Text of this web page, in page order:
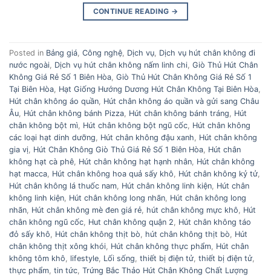
CONTINUE READING →
Posted in Bảng giá Công nghệ Dịch vụ Dịch vụ hút chân không đi
nước ngoài Dịch vụ hút chân không nấm linh chi Giò Thủ Hút Chân
Không Giá Rẻ Số 1 Biên Hòa Giò Thủ Hút Chân Không Giá Rẻ Số 1
Tại Biên Hòa Hạt Giống Hướng Dương Hút Chân Không Tại Biên Hòa
Hút chân không áo quần Hút chân không áo quần và gửi sang Châu
Âu Hút chân không bánh Pizza Hút chân không bánh tráng
Hút
chân không bột mì
Hút chân không bột ngũ cốc Hút chân không
các loại hạt dinh dưỡng
Hút chân không đậu xanh
Hút chân không
gia vị Hút Chân Không Giò Thủ Giá Rẻ Số 1 Biên Hòa Hút chân
không hạt cà phê Hút chân không hạt hạnh nhân Hút chân không
hạt macca Hút chân không hoa quả sấy khô Hút chân không kỷ tử
Hút chân không lá thuốc nam Hút chân không linh kiện Hút chân
không linh kiện Hút chân không long nhãn Hút chân không long
nhãn Hút chân không mè đen giá rẻ hút chân không mực khô
Hút
chân không ngũ cốc Hut chân không quận 2
Hút chân không táo
đỏ sấy khô
Hút chân không thịt bò hút chân không thịt bò
Hút
chân không thịt xông khói Hút chân không thực phẩm Hút chân
không tôm khô
lifestyle Lối sống thiết bị điện tử thiết bị điện tử
thực phẩm tin tức Trứng Bắc Thảo Hút Chân Không Chất Lượng